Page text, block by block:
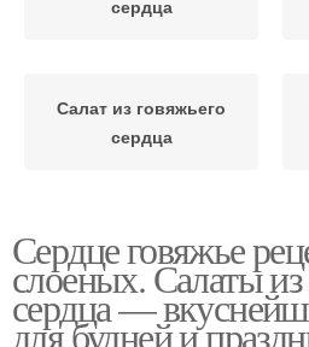
сердца
Салат из говяжьего
сердца
Сердца с яйцом
Сердце говяжье
слоеных. Салаты из
сердца —
для будней и